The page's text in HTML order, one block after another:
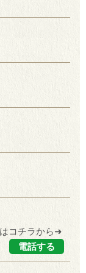
コチラから➜
電話する